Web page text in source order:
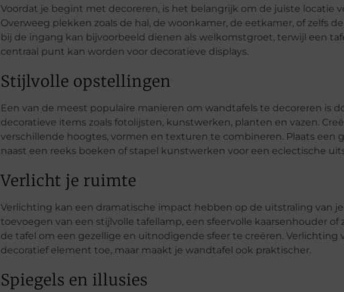
Voordat je begint met decoreren, is het belangrijk om de juiste locatie
Overweeg plekken zoals de hal, de woonkamer, de eetkamer, of zelfs
bij de ingang kan bijvoorbeeld dienen als welkomstgroet, terwijl een
centraal punt kan worden voor decoratieve displays.
Stijlvolle opstellingen
Een van de meest populaire manieren om wandtafels te decoreren is
decoratieve items zoals fotolijsten, kunstwerken, planten en vazen.
verschillende hoogtes, vormen en texturen te combineren. Plaats een
naast een reeks boeken of stapel kunstwerken voor een eclectische
Verlicht je ruimte
Verlichting kan een dramatische impact hebben op de uitstraling van
toevoegen van een stijlvolle tafellamp, een sfeervolle kaarsenhouder of
de tafel om een gezellige en uitnodigende sfeer te creëren. Verlichting
decoratief element toe, maar maakt je wandtafel ook praktischer.
Spiegels en illusies